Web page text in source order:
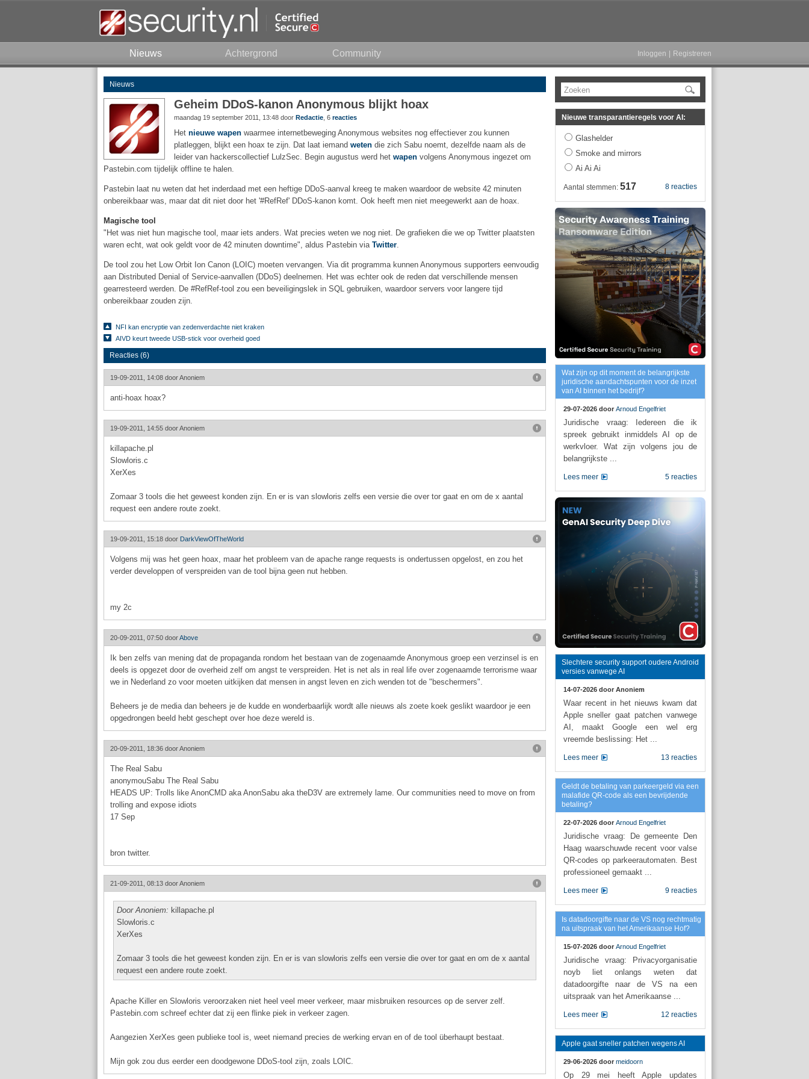
Nieuws Achtergrond Community Inloggen Registreren
Nieuws
Geheim DDoS-kanon Anonymous blijkt hoax
maandag 19 september 2011, 13:48 door Redactie , 6 reacties
Het nieuwe wapen waarmee internetbeweging Anonymous websites nog effectiever zou kunnen
platleggen, blijkt een hoax te zijn. Dat laat iemand weten die zich Sabu noemt, dezelfde naam als de
leider van hackerscollectief LulzSec. Begin augustus werd het wapen volgens Anonymous ingezet om
Pastebin.com tijdelijk offline te halen.
Pastebin laat nu weten dat het inderdaad met een heftige DDoS-aanval kreeg te maken waardoor de website 42 minuten
onbereikbaar was, maar dat dit niet door het '#RefRef' DDoS-kanon komt. Ook heeft men niet meegewerkt aan de hoax.
Magische tool
"Het was niet hun magische tool, maar iets anders. Wat precies weten we nog niet. De grafieken die we op Twitter plaatsten
waren echt, wat ook geldt voor de 42 minuten downtime", aldus Pastebin via Twitter.
De tool zou het Low Orbit Ion Canon (LOIC) moeten vervangen. Via dit programma kunnen Anonymous supporters eenvoudig
aan Distributed Denial of Service-aanvallen (DDoS) deelnemen. Het was echter ook de reden dat verschillende mensen
gearresteerd werden. De #RefRef-tool zou een beveiligingslek in SQL gebruiken, waardoor servers voor langere tijd
onbereikbaar zouden zijn.
NFI kan encryptie van zedenverdachte niet kraken
AIVD keurt tweede USB-stick voor overheid goed
Reacties (6)
19-09-2011, 14:08 doorAnoniem
anti-hoax hoax?
19-09-2011, 14:55 doorAnoniem
killapache.pl
Slowloris.c
XerXes
Zomaar 3 tools die het geweest konden zijn. En er is van slowloris zelfs een versie die over tor gaat en om de x aantal
request een andere route zoekt.
19-09-2011, 15:18 door DarkViewOfTheWorld
Volgens mij was het geen hoax, maar het probleem van de apache range requests is ondertussen opgelost, en zou het
verder developpen of verspreiden van de tool bijna geen nut hebben.
my 2c
20-09-2011, 07:50 doorAbove
Ik ben zelfs van mening dat de propaganda rondom het bestaan van de zogenaamde Anonymous groep een verzinsel is en
deels is opgezet door de overheid zelf om angst te verspreiden. Het is net als in real life over zogenaamde terrorisme waar
we in Nederland zo voor moeten uitkijken dat mensen in angst leven en zich wenden tot de "beschermers".
Beheers je de media dan beheers je de kudde en wonderbaarlijk wordt alle nieuws als zoete koek geslikt waardoor je een
opgedrongen beeld hebt geschept over hoe deze wereld is.
20-09-2011, 18:36 doorAnoniem
The Real Sabu
anonymouSabu The Real Sabu
HEADS UP: Trolls like AnonCMD aka AnonSabu aka theD3V are extremely lame. Our communities need to move on from
trolling and expose idiots
17 Sep
bron twitter.
21-09-2011, 08:13 doorAnoniem
Door Anoniem: killapache.pl
Slowloris.c
XerXes
Zomaar 3 tools die het geweest konden zijn. En er is van slowloris zelfs een versie die over tor gaat en om de x aantal
request een andere route zoekt.
Apache Killer en Slowloris veroorzaken niet heel veel meer verkeer, maar misbruiken resources op de server zelf.
Pastebin.com schreef echter dat zij een flinke piek in verkeer zagen.
Aangezien XerXes geen publieke tool is, weet niemand precies de werking ervan en of de tool überhaupt bestaat.
Mijn gok zou dus eerder een doodgewone DDoS-tool zijn, zoals LOIC.
Zoeken
Nieuwe transparantieregels voor AI:
Glashelder
Smoke and mirrors
Ai Ai Ai
8 reacties
Aantal stemmen: 517
Wat zijn op dit moment de belangrijkste
juridische aandachtspunten voor de inzet
van AI binnen het bedrijf?
29-07-2026 door Arnoud Engelfriet
Juridische vraag: Iedereen die ik
spreek gebruikt inmiddels AI op de
werkvloer. Wat zijn volgens jou de
belangrijkste ...
5 reacties
Lees meer
Slechtere security support oudere Android
versies vanwege AI
14-07-2026 door Anoniem
Waar recent in het nieuws kwam dat
Apple sneller gaat patchen vanwege
AI, maakt Google een wel erg
vreemde beslissing: Het ...
13 reacties
Lees meer
Geldt de betaling van parkeergeld via een
malafide QR-code als een bevrijdende
betaling?
22-07-2026 door Arnoud Engelfriet
Juridische vraag: De gemeente Den
Haag waarschuwde recent voor valse
QR-codes op parkeerautomaten. Best
professioneel gemaakt ...
9 reacties
Lees meer
Is datadoorgifte naar de VS nog rechtmatig
na uitspraak van het Amerikaanse Hof?
15-07-2026 door Arnoud Engelfriet
Juridische vraag: Privacyorganisatie
noyb liet onlangs weten dat
datadoorgifte naar de VS na een
uitspraak van het Amerikaanse ...
12 reacties
Lees meer
Apple gaat sneller patchen wegens AI
29-06-2026 door meidoorn
Op 29 mei heeft Apple updates